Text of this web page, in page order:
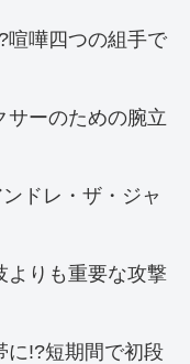
喧嘩四つの組手で
サーのための腕立
ドレ・ザ・ジャ
よりも重要な攻撃
に!?短期間で初段